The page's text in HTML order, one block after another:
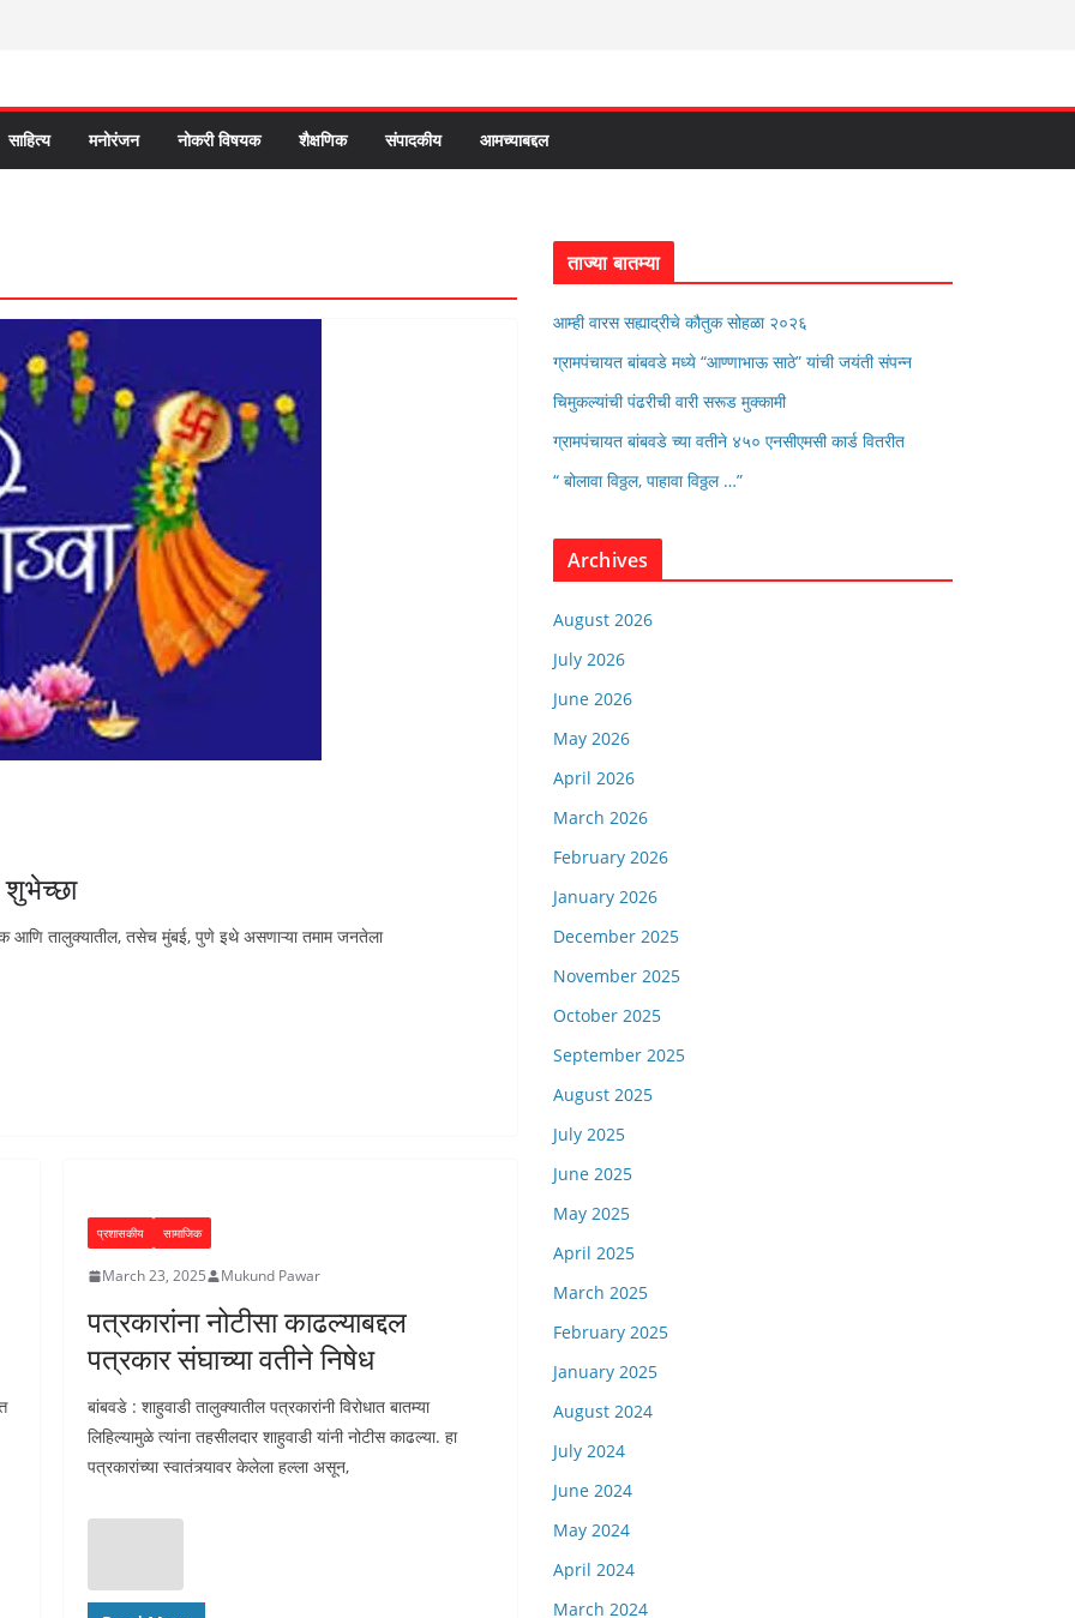
साहित्य मनोरंजन नोकरी विषयक शैक्षणिक संपादकीय आमच्याबद्दल
शुभेच्छा
आणि तालुक्यातील, तसेच मुंबई, पुणे इथे असणाऱ्या तमाम जनतेला
प्रशासकीय सामाजिक
March 23, 2025 Mukund Pawar
पत्रकारांना नोटीसा काढल्याबद्दल
पत्रकार संघाच्या वतीने निषेध
बांबवडे : शाहुवाडी तालुक्यातील पत्रकारांनी विरोधात बातम्या
लिहिल्यामुळे त्यांना तहसीलदार शाहुवाडी यांनी नोटीस काढल्या. हा
पत्रकारांच्या स्वातंत्र्यावर केलेला हल्ला असून,
ताज्या बातम्या
आम्ही वारस सह्याद्रीचे कौतुक सोहळा २०२६
ग्रामपंचायत बांबवडे मध्ये “आण्णाभाऊ साठे” यांची जयंती संपन्न
चिमुकल्यांची पंढरीची वारी सरूड मुक्कामी
ग्रामपंचायत बांबवडे च्या वतीने ४५० एनसीएमसी कार्ड वितरीत
“ बोलावा विठ्ठल, पाहावा विठ्ठल …”
Archives
August 2026
July 2026
June 2026
May 2026
April 2026
March 2026
February 2026
January 2026
December 2025
November 2025
October 2025
September 2025
August 2025
July 2025
June 2025
May 2025
April 2025
March 2025
February 2025
January 2025
August 2024
July 2024
June 2024
May 2024
April 2024
March 2024